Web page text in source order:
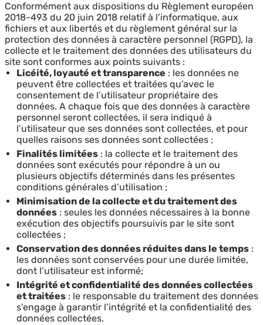
Conformément aux dispositions du Règlement européen
2018-493 du 20 juin 2018 relatif à l’informatique, aux
fichiers et aux libertés et du règlement général sur la
protection des données à caractère personnel (RGPD), la
collecte et le traitement des données des utilisateurs du
site sont conformes aux points suivants :
Licéité, loyauté et transparence : les données ne
peuvent être collectées et traitées qu’avec le
consentement de l’utilisateur propriétaire des
données. A chaque fois que des données à caractère
personnel seront collectées, il sera indiqué à
l’utilisateur que ses données sont collectées, et pour
quelles raisons ses données sont collectées ;
Finalités limitées: la collecte et le traitement des
données sont exécutés pour répondre à un ou
plusieurs objectifs déterminés dans les présentes
conditions générales d’utilisation ;
Minimisation de la collecte et du traitement des
données: seules les données nécessaires à la bonne
exécution des objectifs poursuivis par le site sont
collectées ;
Conservation des données réduites dans le temps:
les données sont conservées pour une durée limitée,
dont l’utilisateur est informé;
Intégrité et confidentialité des données collectées
et traitées: le responsable du traitement des données
s’engage à garantir l’intégrité et la confidentialité des
données collectées.